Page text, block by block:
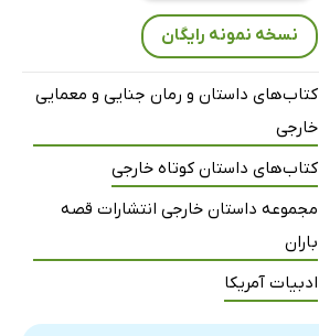
نسخه نمونه رایگان
کتاب‌های داستان و رمان جنایی و معمایی
خارجی
کتاب‌های داستان کوتاه خارجی
مجموعه داستان خارجی انتشارات قصه
باران
ادبیات آمریکا